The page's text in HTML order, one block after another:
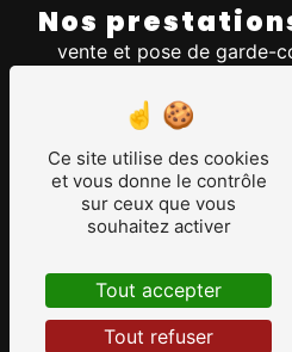
Nos
vente et pose de garde-
vente et pose
vente et pose de portillons
installation de clôture
vente et pose de
vente et pose de
vente et pose de
vente et pose de main
clôture en bois
vente et pose de portails
vente et pose de clôtures
Ce site utilise des cookies
et vous donne le contrôle
sur ceux que vous
souhaitez activer
Tout accepter
Tout refuser